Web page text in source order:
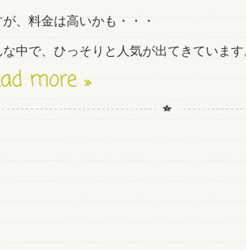
が、料金は高いかも・・・
な中で、ひっそりと人気が出てきていま
more »